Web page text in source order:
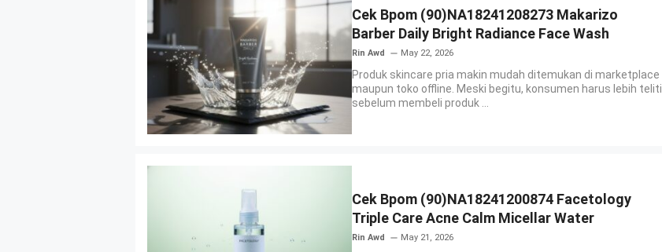
Cek Bpom (90)NA18241208273 Makarizo
Barber Daily Bright Radiance Face Wash
Rin Awd May 22, 2026
Produk skincare pria makin mudah ditemukan di marketplace
maupun toko offline. Meski begitu, konsumen harus lebih teliti
sebelum membeli produk ...
Cek Bpom (90)NA18241200874 Facetology
Triple Care Acne Calm Micellar Water
Rin Awd May 21, 2026